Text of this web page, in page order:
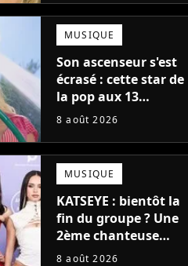
fiction avec Dwayne
Johnson mettrait fin à
sa carrière
MUSIQUE
Son ascenseur s'est
écrasé : cette star de
la pop aux 13
milliards d'écoutes a
pensais ne plus
jamais chanter"
8 août 2026
MUSIQUE
KATSEYE : bientôt la
fin du groupe ? Une
2ème chanteuse
s'éloigne en 6 mois,
8 août 2026